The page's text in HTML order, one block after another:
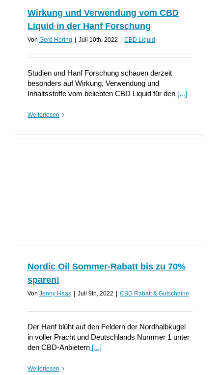
Wirkung und Verwendung vom CBD
Liquid in der Hanf Forschung
Von Gerd Hering Juli 10th, 2022 CBD Liquid
Studien und Hanf Forschung schauen derzeit
besonders auf Wirkung, Verwendung und
Inhaltsstoffe vom beliebten CBD Liquid für den[...]
Weiterlesen
Nordic Oil Sommer-Rabatt bis zu 70%
sparen!
Von Jenny Haas Juli 9th, 2022 CBD Rabatt & Gutscheine
Der Hanf blüht auf den Feldern der Nordhalbkugel
in voller Pracht und Deutschlands Nummer 1 unter
den CBD-Anbietern[...]
Weiterlesen